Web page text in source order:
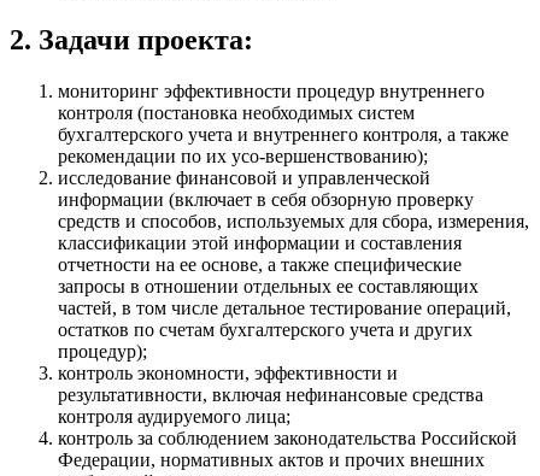
2. Задачи проекта:
мониторинг эффективности процедур внутреннего
контроля (постановка необходимых систем
бухгалтерского учета и внутреннего контроля, а также
рекомендации по их усо-вершенствованию);
исследование финансовой и управленческой
информации (включает в себя обзорную проверку
средств и способов, используемых для сбора, измерения,
классификации этой информации и составления
отчетности на ее основе, а также специфические
запросы в отношении отдельных ее составляющих
частей, в том числе детальное тестирование операций,
остатков по счетам бухгалтерского учета и других
процедур);
контроль экономности, эффективности и
результативности, включая нефинансовые средства
контроля аудируемого лица;
контроль за соблюдением законодательства Российской
Федерации, нормативных актов и прочих внешних